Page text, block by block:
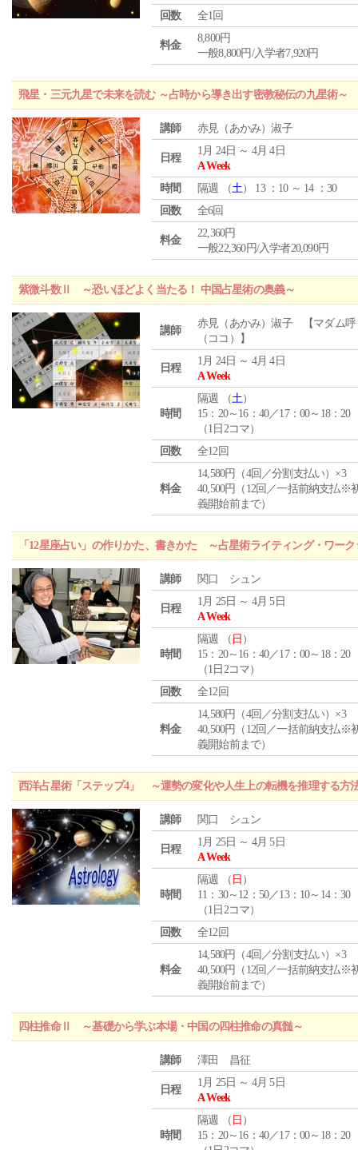
回数
全1回
料金
8,800円
一般8,800円/入学者7,920円
飛星・三元九星で未来を読む ～占時から導き出す密教秘伝の九星術～
講師 赤見（あかみ）淑子
日程
1月 24日 ～ 4月 4日
A Week
時間
隔週 （土） 13 ：10 ～ 14 ：30
回数
全6回
料金
22,360円
一般22,360円/入学者20,090円
紫微斗数Ⅱ ～恐いほどよく当たる！ 中国占星術の奥義～
講師
赤見（あかみ）淑子 【マダム呼
（ココ）】
日程
1月 24日 ～ 4月 4日
A Week
時間
隔週 （土）
15：20～16：40／17：00～18：20
（1日2コマ）
回数
全12回
料金
14,580円（4回／分割支払い）×3
40,500円（12回／一括前納支払※
義開始前まで）
「12星座占い」の作りかた、書きかた ～占星術ライティング・ワー
講師 関口 シュン
日程
1月 25日 ～ 4月 5日
A Week
時間
隔週 （ 日 ）
15：20～16：40／17：00～18：20
（1日2コマ）
回数
全12回
料金
14,580円（4回／分割支払い）×3
40,500円（12回／一括前納支払※
義開始前まで）
西洋占星術「ステップ4」 ～運勢の変化や人生上の転機を推理する方
講師 関口 シュン
日程
1月 25日 ～ 4月 5日
A Week
時間
隔週 （ 日 ）
11：30～12：50／13：10～14：30
（1日2コマ）
回数
全12回
料金
14,580円（4回／分割支払い）×3
40,500円（12回／一括前納支払※
義開始前まで）
四柱推命Ⅱ ～基礎から学ぶ本場・中国の四柱推命の真髄～
講師 澤田 昌征
日程
1月 25日 ～ 4月 5日
A Week
時間
隔週 （ 日 ）
15：20～16：40／17：00～18：20